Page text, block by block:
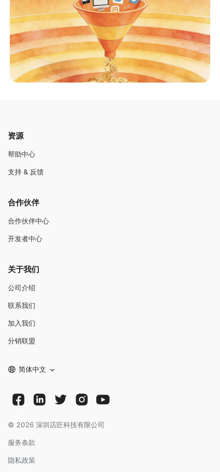
资源
帮助中心
支持 & 反馈
合作伙伴
合作伙伴中心
开发者中心
关于我们
公司介绍
联系我们
加入我们
分销联盟
简体中文
© 2026 深圳店匠科技有限公司
服务条款
隐私政策